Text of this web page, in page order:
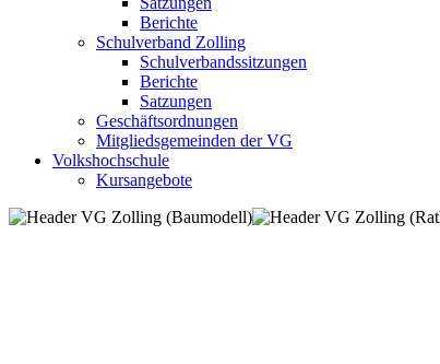
Berichte
Schulverband Zolling
Schulverbandssitzungen
Berichte
Satzungen
Geschäftsordnungen
Mitgliedsgemeinden der VG
Volkshochschule
Kursangebote